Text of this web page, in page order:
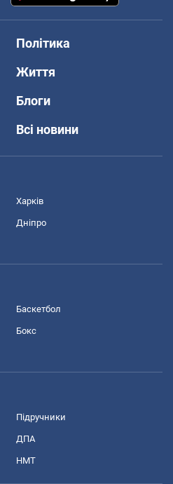
Політика
Життя
Блоги
Всі новини
Харків
Дніпро
Баскетбол
Бокс
Підручники
ДПА
НМТ